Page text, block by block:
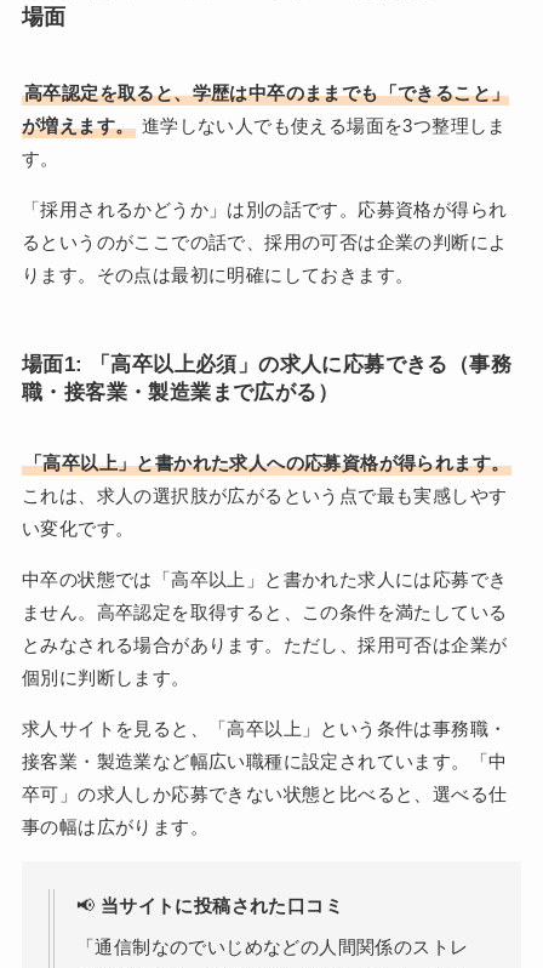
場面
高卒認定を取ると、学歴は中卒のままでも「できること」
が増えます。 進学しない人でも使える場面を3つ整理しま
す。
「採用されるかどうか」は別の話です。応募資格が得られ
るというのがここでの話で、採用の可否は企業の判断によ
ります。その点は最初に明確にしておきます。
場面1: 「高卒以上必須」の求人に応募できる（事務
職・接客業・製造業まで広がる）
「高卒以上」と書かれた求人への応募資格が得られます。
これは、求人の選択肢が広がるという点で最も実感しやす
い変化です。
中卒の状態では「高卒以上」と書かれた求人には応募でき
ません。高卒認定を取得すると、この条件を満たしている
とみなされる場合があります。ただし、採用可否は企業が
個別に判断します。
求人サイトを見ると、「高卒以上」という条件は事務職・
接客業・製造業など幅広い職種に設定されています。「中
卒可」の求人しか応募できない状態と比べると、選べる仕
事の幅は広がります。
📢 当サイトに投稿された口コミ
「通信制なのでいじめなどの人間関係のストレ